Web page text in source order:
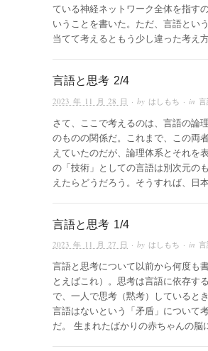
ている神経ネットワーク全体を指す
いうことを書いた。ただ、言語とい
当てて考えるともう少し違った考え
言語と思考 2/4
2023 年 11 月 28 日 · by はしもち · in
さて、ここで考えるのは、言語の論
のものの関係だ。これまで、この両
えていたのだが、論理体系とそれを
の「技術」としての言語は別次元の
えたらどうだろう。そうすれば、日
言語と思考 1/4
2023 年 11 月 27 日 · by はしもち · in
言語と思考について以前から何度も
とえばこれ）。思考は言語に依存す
で、一人で思考（黙考）していると
言語はないという「矛盾」について
だ。 生まれたばかりの赤ちゃんの脳